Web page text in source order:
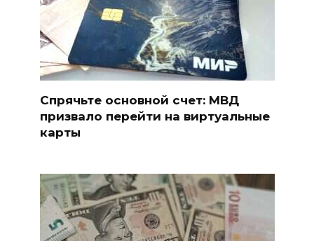
Спрячьте основной счет: МВД
призвало перейти на виртуальные
карты